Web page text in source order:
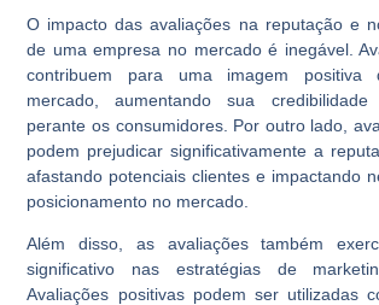
O impacto das avaliações na reputação e
de uma empresa no mercado é inegável.
contribuem para uma imagem positiva
mercado, aumentando sua
perante os consumidores. Por outro lado,
podem prejudicar significativamente a
afastando potenciais clientes e impactando
posicionamento no mercado.
Além disso, as avaliações também
significativo nas estratégias de
Avaliações positivas podem ser utilizadas